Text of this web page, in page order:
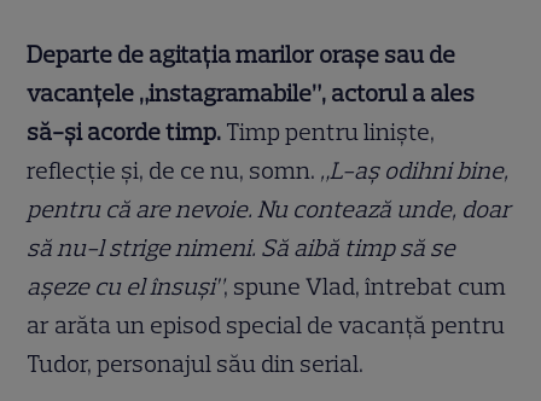
Departe de agitația marilor orașe sau de
vacanțele „instagramabile”, actorul a ales
să-și acorde timp. Timp pentru liniște,
reflecție și, de ce nu, somn. „L-aș odihni bine,
pentru că are nevoie. Nu contează unde, doar
să nu-l strige nimeni. Să aibă timp să se
așeze cu el însuși”, spune Vlad, întrebat cum
ar arăta un episod special de vacanță pentru
Tudor, personajul său din serial.